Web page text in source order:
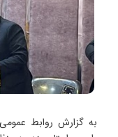
به گزارش روابط